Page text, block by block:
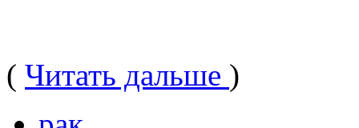
( Читать дальше )